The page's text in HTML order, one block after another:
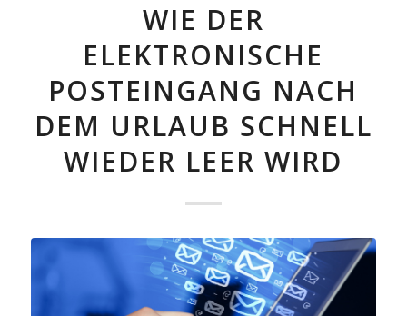
WIE DER
ELEKTRONISCHE
POSTEINGANG NACH
DEM URLAUB SCHNELL
WIEDER LEER WIRD